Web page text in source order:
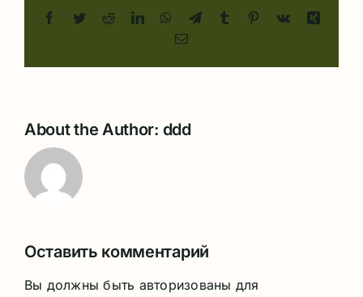
Facebook
TwitterRedditLinkedInWhatsApp
TelegramTumblr Pinterest
Vk
Email
About the Author: ddd
Оставить комментарий
Вы должны быть авторизованы для